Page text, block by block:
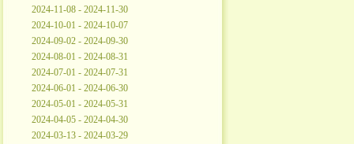
2024-11-08 - 2024-11-30
2024-10-01 - 2024-10-07
2024-09-02 - 2024-09-30
2024-08-01 - 2024-08-31
2024-07-01 - 2024-07-31
2024-06-01 - 2024-06-30
2024-05-01 - 2024-05-31
2024-04-05 - 2024-04-30
2024-03-13 - 2024-03-29